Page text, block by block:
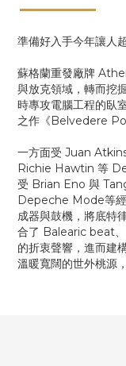
準備好入手今年讓人
蘇格蘭重發廠牌
與放克領域，轉而挖
時專攻電腦工程的臥
之作《Belvedere
一方面受 Juan
Richie Hawtin 等
受 Brian Eno 與
Depeche Mode等經
成器與鼓機，將底特
合了 Balearic beat
的折衷聲響，進而
溫暖寬闊的世外桃源